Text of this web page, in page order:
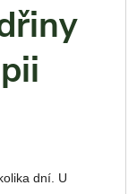
dní. U